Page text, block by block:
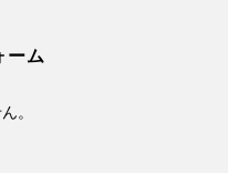
ーム
。